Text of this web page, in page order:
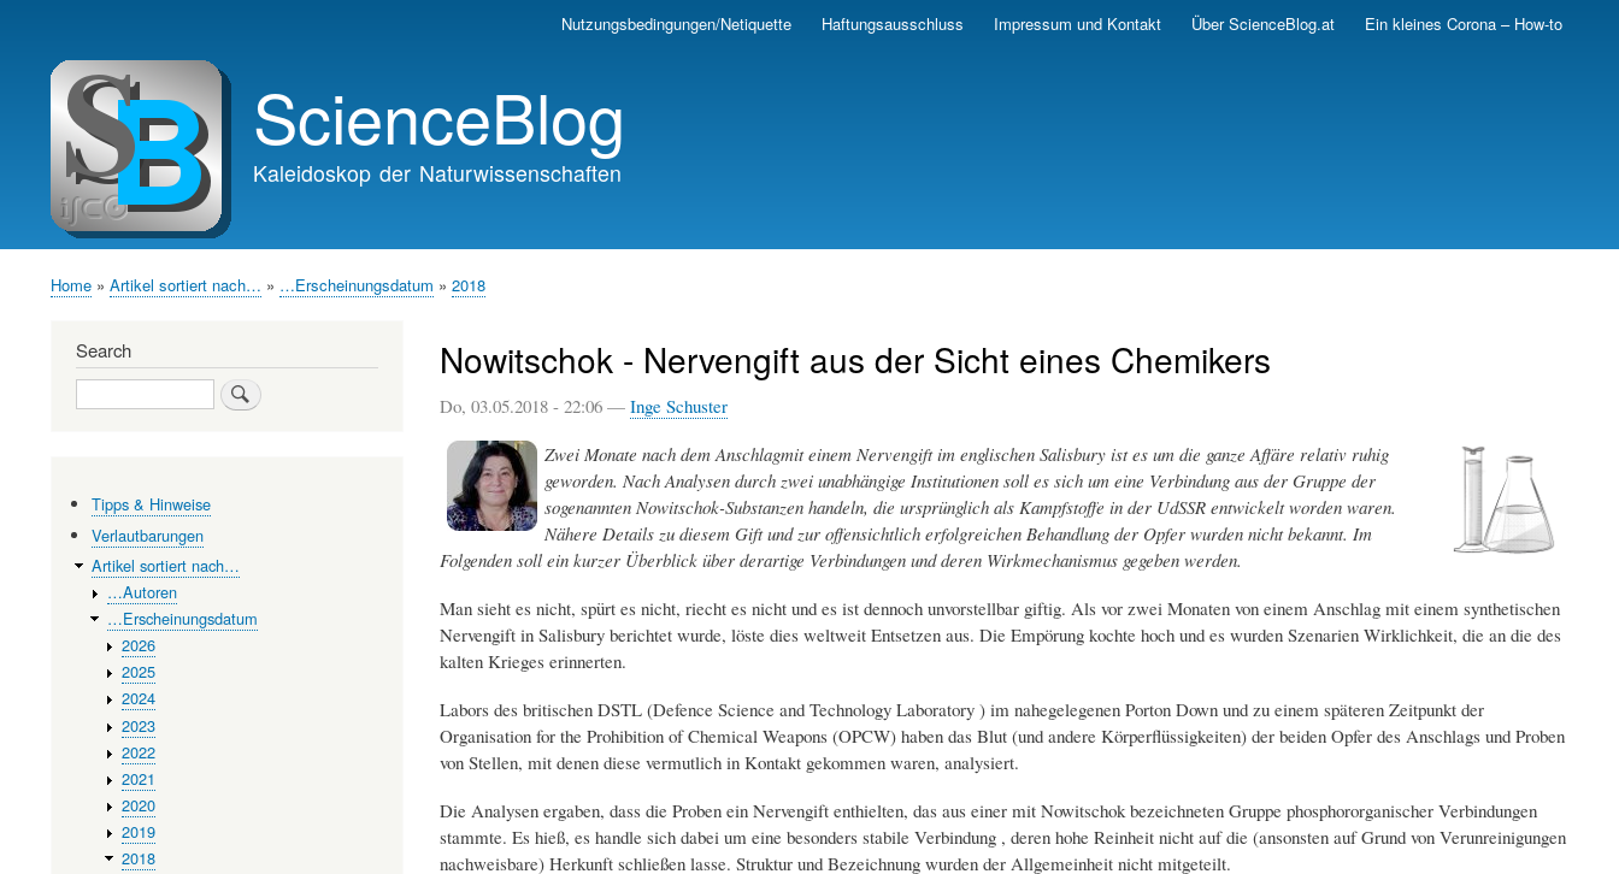
Skip
navigation
Nutzungsbedingungen/Netiquette Haftungsausschluss Impressum und Kontakt Über ScienceBlog.at Ein kleines Corona – How-to
ScienceBlog
Kaleidoskop der Naturwissenschaften
Home Artikel sortiert nach… …Erscheinungsdatum 2018
Nowitschok - Nervengift aus der Sicht eines Chemikers
Do, 03.05.2018 - 22:06 — Inge Schuster
Zwei Monate nach dem Anschlagmit einem Nervengift im englischen Salisbury ist es um die ganze Affäre relativ ruhig
geworden. Nach Analysen durch zwei unabhängige Institutionen soll es sich um eine Verbindung aus der Gruppe der
sogenannten Nowitschok-Substanzen handeln, die ursprünglich als Kampfstoffe in der UdSSR entwickelt worden waren.
Nähere Details zu diesem Gift und zur offensichtlich erfolgreichen Behandlung der Opfer wurden nicht bekannt. Im
Folgenden soll ein kurzer Überblick über derartige Verbindungen und deren Wirkmechanismus gegeben werden.
Man sieht es nicht, spürt es nicht, riecht es nicht und es ist dennoch unvorstellbar giftig. Als vor zwei Monaten von einem Anschlag mit einem synthetischen
Nervengift in Salisbury berichtet wurde, löste dies weltweit Entsetzen aus. Die Empörung kochte hoch und es wurden Szenarien Wirklichkeit, die an die des
kalten Krieges erinnerten.
Labors des britischen DSTL (Defence Science and Technology Laboratory ) im nahegelegenen Porton Down und zu einem späteren Zeitpunkt der
Organisation for the Prohibition of Chemical Weapons (OPCW) haben das Blut (und andere Körperflüssigkeiten) der beiden Opfer des Anschlags und Proben
von Stellen, mit denen diese vermutlich in Kontakt gekommen waren, analysiert.
Die Analysen ergaben, dass die Proben ein Nervengift enthielten, das aus einer mit Nowitschok bezeichneten Gruppe phosphororganischer Verbindungen
stammte. Es hieß, es handle sich dabei um eine besonders stabile Verbindung , deren hohe Reinheit nicht auf die (ansonsten auf Grund von Verunreinigungen
nachweisbare) Herkunft schließen lasse. Struktur und Bezeichnung wurden der Allgemeinheit nicht mitgeteilt.
Search
Search
Tipps & Hinweise
Verlautbarungen
Artikel sortiert nach…
…Autoren
…Erscheinungsdatum
2026
2025
2024
2023
2022
2021
2020
2019
2018